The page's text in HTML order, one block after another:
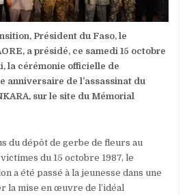
LA
Président du Faso, le
a présidé, ce samedi 15 octobre
la cérémonie officielle de
anniversaire de l’assassinat du
sur le site du Mémorial
du dépôt de gerbe de fleurs au
du 15 octobre 1987, le
a été passé à la jeunesse dans une
la mise en œuvre de l’idéal